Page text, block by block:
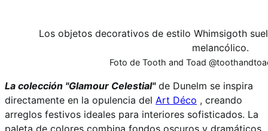
Los objetos decorativos de estilo Whimsigoth
melancólico.
Foto de Tooth and Toad
La colección "Glamour Celestial"de Dunelm se inspira
directamente en la opulencia del Art Déco , creando
arreglos festivos ideales para interiores sofisticados. La
paleta de colores combina fondos oscuros y dramáticos